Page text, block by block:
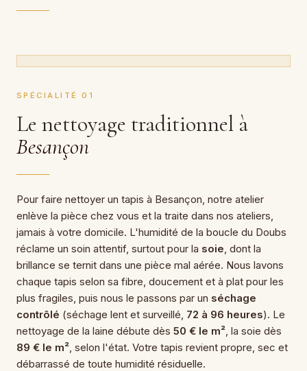
SPÉCIALITÉ 01
Le nettoyage traditionnel à
Besançon
Pour faire nettoyer un tapis à Besançon, notre atelier
enlève la pièce chez vous et la traite dans nos ateliers,
jamais à votre domicile. L'humidité de la boucle du Doubs
réclame un soin attentif, surtout pour la soie, dont la
brillance se ternit dans une pièce mal aérée. Nous lavons
chaque tapis selon sa fibre, doucement et à plat pour les
plus fragiles, puis nous le passons par un séchage
contrôlé (séchage lent et surveillé, 72 à 96 heures). Le
nettoyage de la laine débute dès 50 € le m², la soie dès
89 € le m², selon l'état. Votre tapis revient propre, sec et
débarrassé de toute humidité résiduelle.